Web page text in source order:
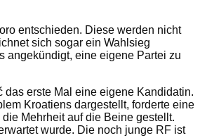
entschieden. Diese werden nicht
sich sogar ein Wahlsieg
angekündigt, eine eigene Partei zu
erste Mal eine eigene Kandidatin.
Kroatiens dargestellt, forderte eine
Mehrheit auf die Beine gestellt.
wurde. Die noch junge RF ist